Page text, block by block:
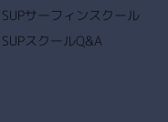
SUPサーフィンスクール
SUPスクールQ&A